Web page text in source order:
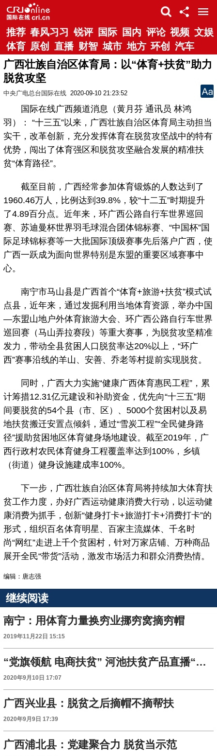
推荐 春风习习 锐评 国际 国内 评论 视频 文娱
体育 原创 直播 财智 城市 地方 环创 汽车
广西壮族自治区体育局：以“体育+扶贫”助力
脱贫攻坚
中央广电总台国际在线 2020-09-10 21:23:52
国际在线广西频道消息（黄月芬 通讯员 林鸿
羽）： “十三五”以来，广西壮族自治区体育局主动担当
实干，改革创新，充分发挥体育在脱贫攻坚战中的特有
优势，闯出了体育强区和脱贫攻坚融合发展的精准扶
贫“体育路径”。
截至目前，广西经常参加体育锻炼的人数达到了
1960.46万人，比例达到39.8%，较“十二五”时期提升
了4.89百分点。近年来，环广西公路自行车世界巡回
赛、苏迪曼杯世界羽毛球混合团体锦标赛、“中国杯”国
际足球锦标赛等一大批国际顶级赛事先后落户广西，使
广西一跃成为面向世界特别是东盟的重要区域赛事中
心。
南宁市马山县是广西首个“体育+旅游+扶贫”模式试
点县，近年来，通过发掘利用当地体育资源，举办中国
—东盟山地户外体育旅游大会、环广西公路自行车世界
巡回赛（马山弄拉赛段）等重大赛事，为脱贫攻坚精准
发力，带动全县贫困人口脱贫率达20%以上，“环广
西”赛事沿线的羊山、安善、乔老等村提前实现脱贫。
同时，广西大力实施“健康广西体育惠民工程”，累
计筹措12.31亿元建设和补助资金，优先向“十三五”期
间要脱贫的54个县（市、区）、5000个贫困村以及易
地扶贫搬迁安置点倾斜，通过“雪炭工程”“全民健身路
径”援助贫困地区体育健身场地建设。截至2019年，广
西行政村农民体育健身工程覆盖率达到100%，乡镇
（街道）健身设施建成率100%。
下一步，广西壮族自治区体育局将持续加大体育扶
贫工作力度，办好广西运动健康消费大行动，以运动健
康消费为抓手，创新“健身打卡+旅游打卡+消费打卡”的
形式，组织百名体育明星、百家主流媒体、千名时
尚“网红”走进上千个贫困村，针对万家店铺、万种商品
展开全民“带货”活动，激发市场活力和群众消费热情。
编辑：唐志强
继续阅读
南宁：用体育力量换穷业挪穷窝摘穷帽
2019年11月22日 15:15
“党旗领航 电商扶贫” 河池扶贫产品直播“带货”活动在河池市都安县开启
2020年9月10日 17:07
广西兴业县：脱贫之后摘帽不摘帮扶
2020年9月9日 17:39
广西浦北县：党建聚合力 脱贫当示范